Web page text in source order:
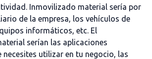
Inmovilizado material sería por
de la empresa, los vehículos de
informáticos, etc. El
serían las aplicaciones
utilizar en tu negocio, las